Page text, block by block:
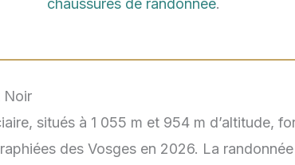
chaussures de randonnée.
Noir
situés à 1 055 m et 954 m d’altitude,
des Vosges en 2026. La